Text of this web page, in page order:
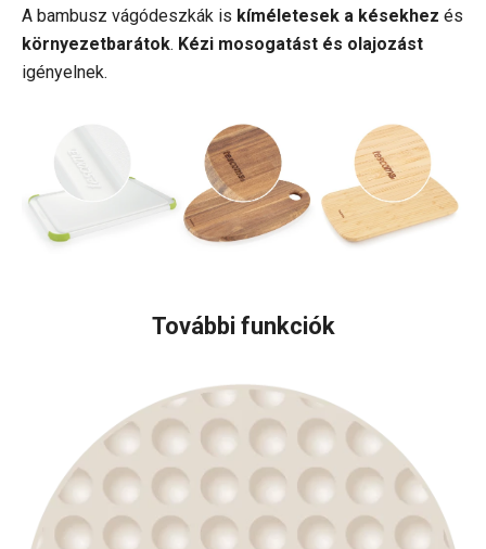
A bambusz vágódeszkák is kíméletesek a késekhez és
környezetbarátok. Kézi mosogatást és olajozást
igényelnek.
További funkciók